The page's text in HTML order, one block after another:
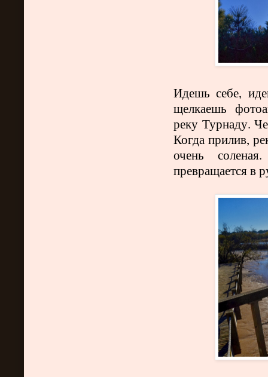
Идешь себе,
щелкаешь
реку Турнаду.
Когда прилив,
очень
превращается в